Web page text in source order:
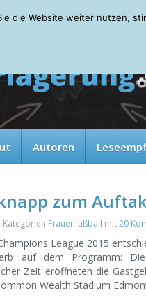
Autoren
zum
Kategorien Frauenfußball mit20
League 2015
auf dem Programm:
Zeit eröffneten die
Wealth Stadium
die Website weiter nutzen,